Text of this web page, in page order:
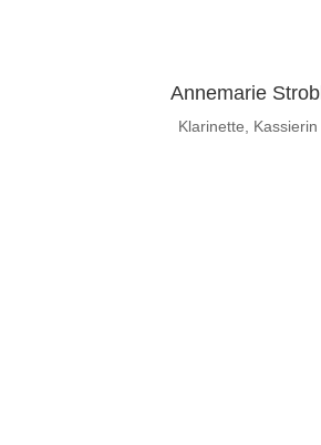
Annemarie Strobl
Klarinette, Kassierin